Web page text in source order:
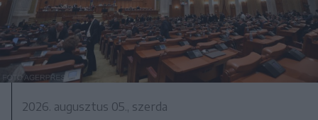
2026. augusztus 05., szerda